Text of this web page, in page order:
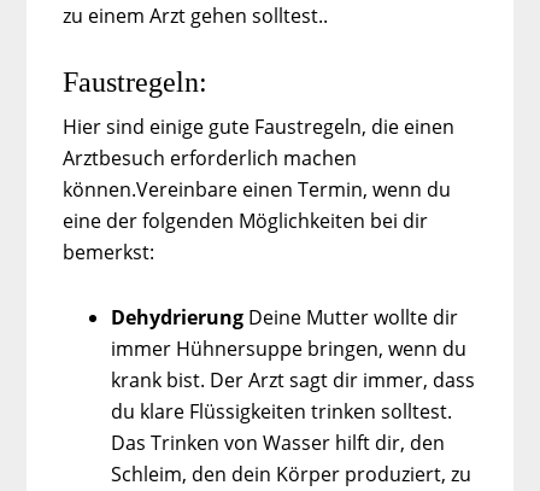
zu einem Arzt gehen solltest..
Faustregeln:
Hier sind einige gute Faustregeln, die einen
Arztbesuch erforderlich machen
können.Vereinbare einen Termin, wenn du
eine der folgenden Möglichkeiten bei dir
bemerkst:
Dehydrierung Deine Mutter wollte dir
immer Hühnersuppe bringen, wenn du
krank bist. Der Arzt sagt dir immer, dass
du klare Flüssigkeiten trinken solltest.
Das Trinken von Wasser hilft dir, den
Schleim, den dein Körper produziert, zu